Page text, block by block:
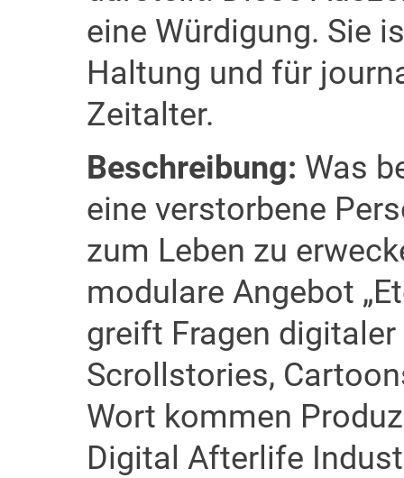
eine Würdigung. Sie
Haltung und für
Zeitalter.
Beschreibung: Was
eine verstorbene
zum Leben zu
modulare Angebot
greift Fragen
Scrollstories,
Wort kommen
Digital Afterlife